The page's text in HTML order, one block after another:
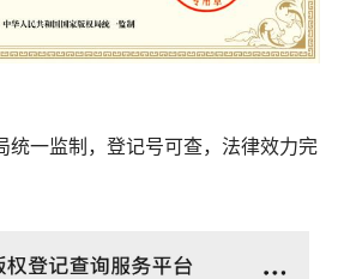
统一监制，登记号可查，法律效力完